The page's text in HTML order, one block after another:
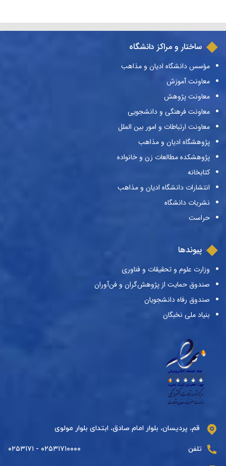
ساختار و مراکز دانشگاه
مؤسس دانشگاه ادیان و مذاهب
معاونت آموزش
معاونت پژوهش
معاونت فرهنگی و دانشجویی
معاونت ارتباطات و امور بین الملل
پژوهشگاه ادیان و مذاهب
پژوهشکده مطالعات زن و خانواده
کتابخانه
انتشارات دانشگاه ادیان و مذاهب
نشریات دانشگاه
حراست
پیوندها
وزارت علوم و تحقیقات و فناوری
صندوق حمایت از پژوهش‌گران و فن‌آوران
صندوق رفاه دانشجویان
بنیاد ملی نخبگان
قم، پردیسان، بلوار امام صادق، ابتدای بلوار مولوی
تلفن ۰۲۵۳۱۷۱۰۰۰۰ - ۰۲۵۳۱۷۱